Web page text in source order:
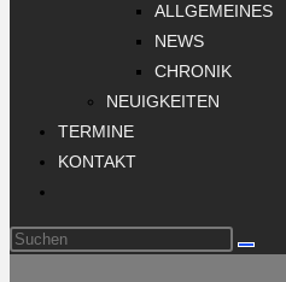
ALLGEMEINES
NEWS
CHRONIK
NEUIGKEITEN
TERMINE
KONTAKT